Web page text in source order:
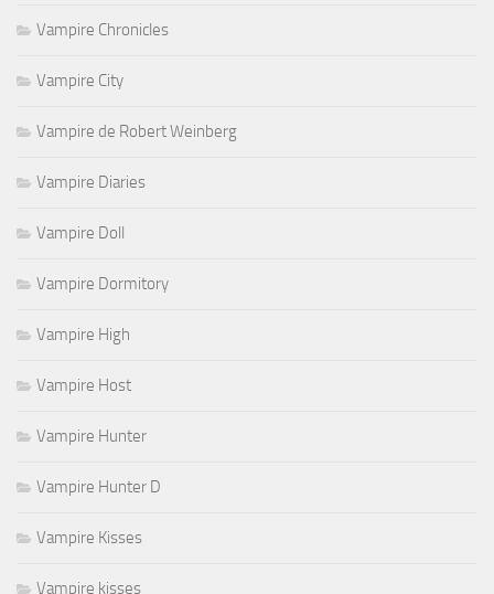
Vampire Chronicles
Vampire City
Vampire de Robert Weinberg
Vampire Diaries
Vampire Doll
Vampire Dormitory
Vampire High
Vampire Host
Vampire Hunter
Vampire Hunter D
Vampire Kisses
Vampire kisses